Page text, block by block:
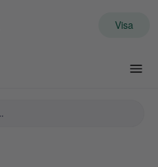
Visa